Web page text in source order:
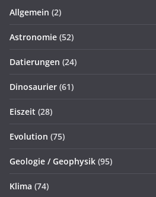
Allgemein (2)
Astronomie (52)
Datierungen (24)
Dinosaurier (61)
Eiszeit (28)
Evolution (75)
Geologie / Geophysik (95)
Klima (74)